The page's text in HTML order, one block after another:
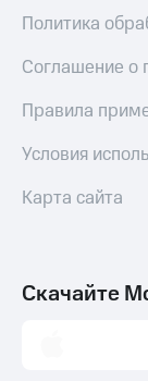
Политика
Соглашение о
Правила
Условия
Карта сайта
Скачайте